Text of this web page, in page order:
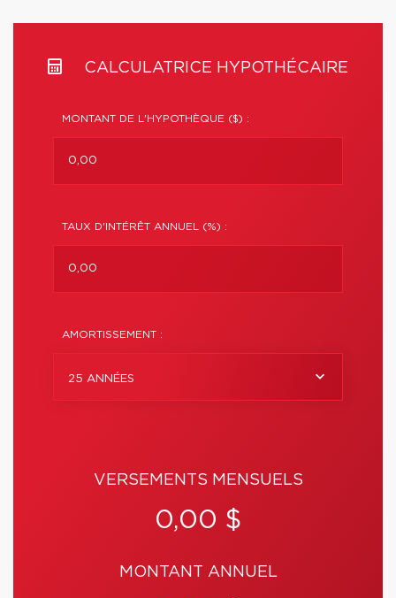
CALCULATRICE HYPOTHÉCAIRE
MONTANT DE L'HYPOTHÈQUE ($) :
TAUX D'INTÉRÊT ANNUEL (%) :
AMORTISSEMENT :
25 ANNÉES
VERSEMENTS MENSUELS
0,00 $
MONTANT ANNUEL